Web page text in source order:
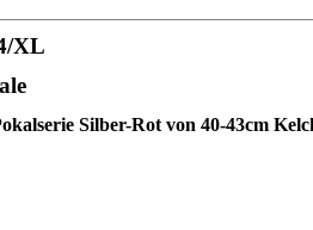
XL
Silber-Rot von 40-43cm